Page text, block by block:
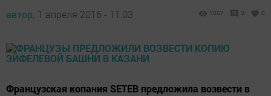
автор, 1 апреля 2016 - 11:03 1007 0 0
Французская копания SETEВ предложила возвести в